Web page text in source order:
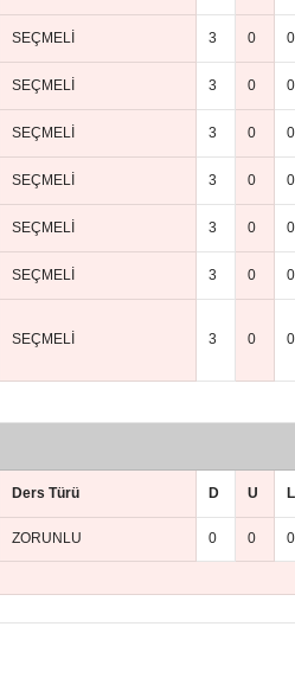
SEÇMELİ 3 0 0
SEÇMELİ 3 0 0
SEÇMELİ 3 0 0
SEÇMELİ 3 0 0
SEÇMELİ 3 0 0
SEÇMELİ 3 0 0
SEÇMELİ 3 0 0
Ders Türü D U L
ZORUNLU 0 0 0